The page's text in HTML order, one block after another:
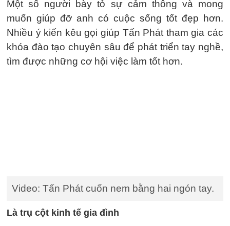
Một số người bày tỏ sự cảm thông và mong
muốn giúp đỡ anh có cuộc sống tốt đẹp hơn.
Nhiều ý kiến kêu gọi giúp Tấn Phát tham gia các
khóa đào tạo chuyên sâu để phát triển tay nghề,
tìm được những cơ hội việc làm tốt hơn.
Video: Tấn Phát cuốn nem bằng hai ngón tay.
Là trụ cột kinh tế gia đình